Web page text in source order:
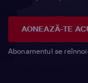
AONEAZĂ-TE
Abonamentul se